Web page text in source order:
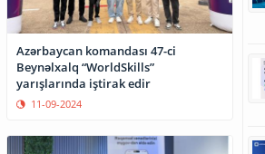
Azərbaycan komandası 47-ci
Beynəlxalq “WorldSkills”
yarışlarında iştirak edir
11-09-2024